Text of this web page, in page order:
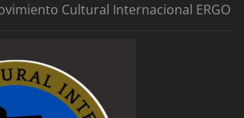
Cultural Internacional ERGO